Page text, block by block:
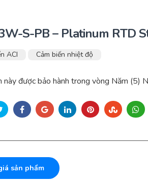
S-PB – Platinum RTD
ACI Cảm biến nhiệt độ
này được bảo hành trong vòng Năm (5)
sản phẩm